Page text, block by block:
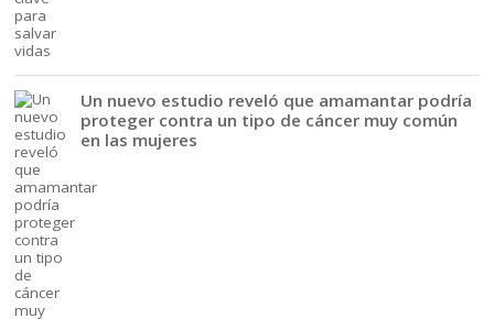
Un nuevo estudio reveló que amamantar podría
proteger contra un tipo de cáncer muy común
en las mujeres